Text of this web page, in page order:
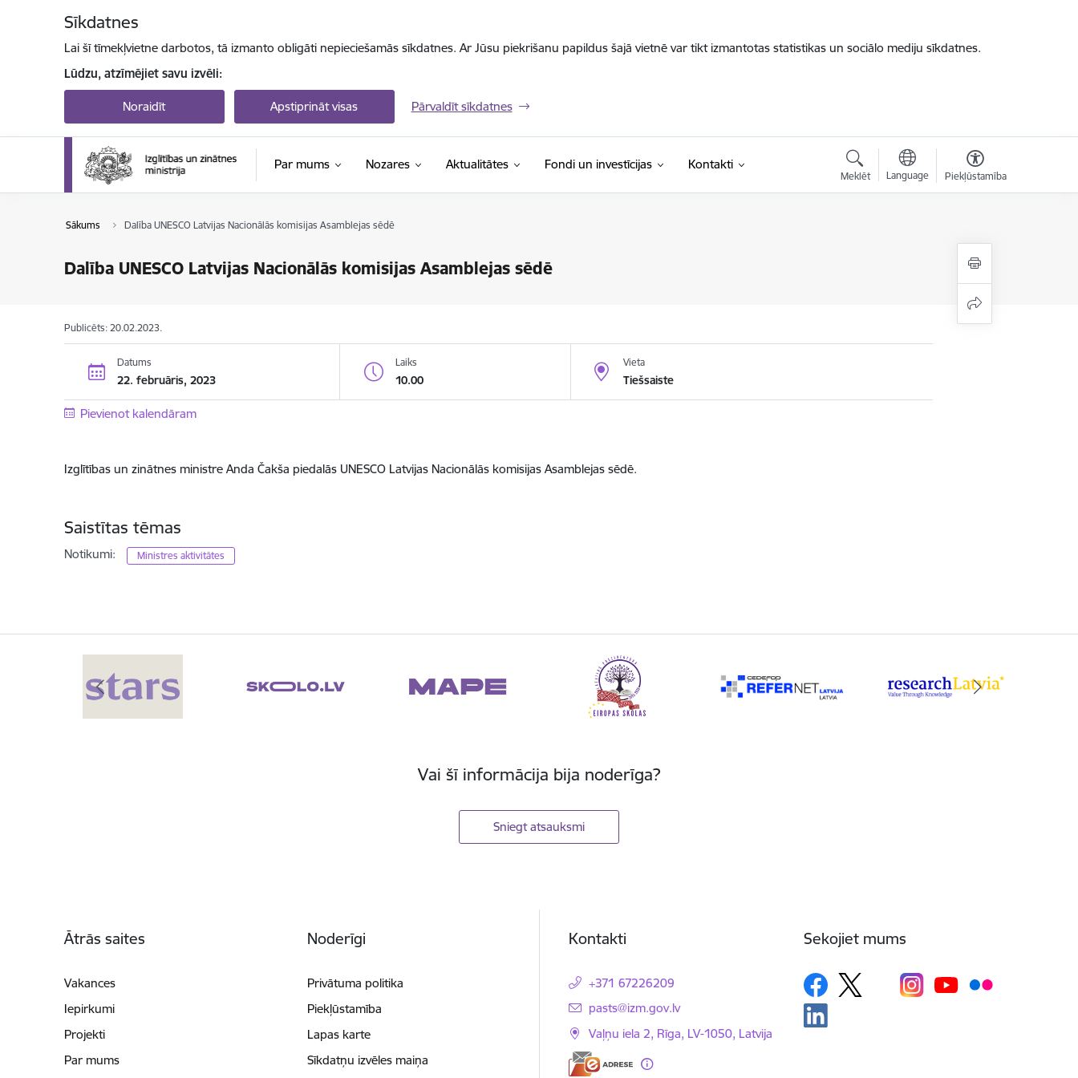
Sīkdatnes
Lai šī tīmekļvietne darbotos, tā izmanto obligāti nepieciešamās sīkdatnes. Ar Jūsu piekrišanu papildus šajā vietnē var tikt izmantotas statistikas un sociālo mediju sīkdatnes.
Lūdzu, atzīmējiet savu izvēli:
Noraidīt Apstiprināt visas Pārvaldīt sīkdatnes
Par mums Nozares Aktualitātes Fondi un investīcijas Kontakti
Meklēt Language Piekļūstamība
Sākums Dalība UNESCO Latvijas Nacionālās komisijas Asamblejas sēdē
Dalība UNESCO Latvijas Nacionālās komisijas Asamblejas sēdē
Publicēts: 20.02.2023.
Datums
22. februāris, 2023
Laiks
10.00
Vieta
Tiešsaiste
Pievienot kalendāram
Izglītības un zinātnes ministre Anda Čakša piedalās UNESCO Latvijas Nacionālās komisijas Asamblejas sēdē.
Saistītas tēmas
Notikumi: Ministres aktivitātes
Vai šī informācija bija noderīga?
Sniegt atsauksmi
Ātrās saites
Vakances
Iepirkumi
Projekti
Par mums
Noderīgi
Privātuma politika
Piekļūstamība
Lapas karte
Sīkdatņu izvēles maiņa
Kontakti
+371 67226209
E-pasts:
pasts@izm.gov.lv
Vaļņu iela 2, Rīga, LV-1050, Latvija
Sekojiet mums